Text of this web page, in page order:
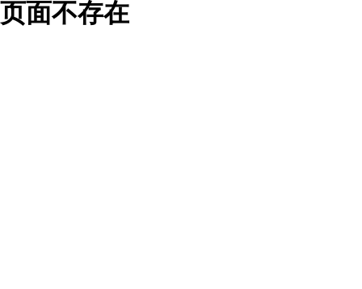
页面不存在